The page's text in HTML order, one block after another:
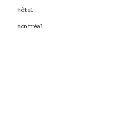
hôtel
montréal